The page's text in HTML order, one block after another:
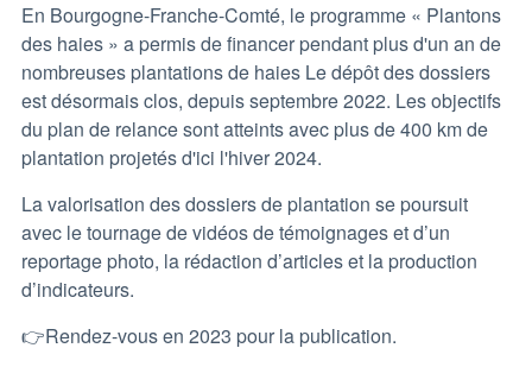
En Bourgogne-Franche-Comté, le programme « Plantons
des haies » a permis de financer pendant plus d'un an de
nombreuses plantations de haies Le dépôt des dossiers
est désormais clos, depuis septembre 2022. Les objectifs
du plan de relance sont atteints avec plus de 400 km de
plantation projetés d'ici l'hiver 2024.
La valorisation des dossiers de plantation se poursuit
avec le tournage de vidéos de témoignages et d’un
reportage photo, la rédaction d’articles et la production
d’indicateurs.
👉Rendez-vous en 2023 pour la publication.